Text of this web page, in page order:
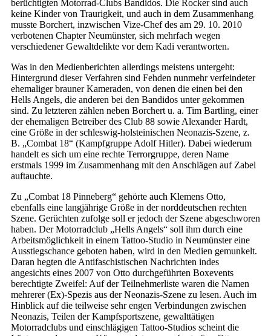
berüchtigten Motorrad-Clubs Bandidos. Die Rocker sind auch
keine Kinder von Traurigkeit, und auch in dem Zusammenhang
musste Borchert, inzwischen Vize-Chef des am 29. 10. 2010
verbotenen Chapter Neumünster, sich mehrfach wegen
verschiedener Gewaltdelikte vor dem Kadi verantworten.
Was in den Medienberichten allerdings meistens untergeht:
Hintergrund dieser Verfahren sind Fehden nunmehr verfeindeter
ehemaliger brauner Kameraden, von denen die einen bei den
Hells Angels, die anderen bei den Bandidos unter gekommen
sind. Zu letzteren zählen neben Borchert u. a. Tim Bartling, einer
der ehemaligen Betreiber des Club 88 sowie Alexander Hardt,
eine Größe in der schleswig-holsteinischen Neonazis-Szene, z.
B. „Combat 18“ (Kampfgruppe Adolf Hitler). Dabei wiederum
handelt es sich um eine rechte Terrorgruppe, deren Name
erstmals 1999 im Zusammenhang mit den Anschlägen auf Zabel
auftauchte.
Zu „Combat 18 Pinneberg“ gehörte auch Klemens Otto,
ebenfalls eine langjährige Größe in der norddeutschen rechten
Szene. Gerüchten zufolge soll er jedoch der Szene abgeschworen
haben. Der Motorradclub „Hells Angels“ soll ihm durch eine
Arbeitsmöglichkeit in einem Tattoo-Studio in Neumünster eine
Ausstiegschance geboten haben, wird in den Medien gemunkelt.
Daran hegten die Antifaschistischen Nachrichten indes
angesichts eines 2007 von Otto durchgeführten Boxevents
berechtigte Zweifel: Auf der Teilnehmerliste waren die Namen
mehrerer (Ex)-Spezis aus der Neonazis-Szene zu lesen. Auch im
Hinblick auf die teilweise sehr engen Verbindungen zwischen
Neonazis, Teilen der Kampfsportszene, gewalttätigen
Motorradclubs und einschlägigen Tattoo-Studios scheint die